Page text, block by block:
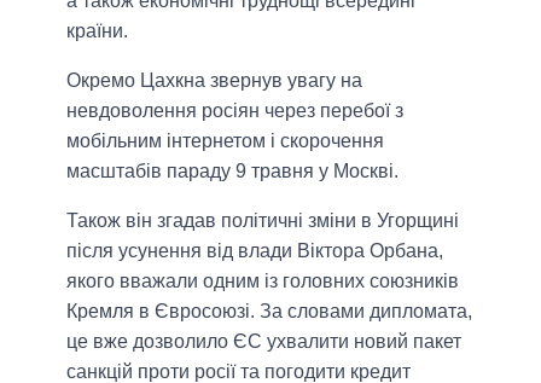
країни.
Окремо Цахкна звернув увагу на
невдоволення росіян через перебої з
мобільним інтернетом і скорочення
масштабів параду 9 травня у Москві.
Також він згадав політичні зміни в Угорщині
після усунення від влади Віктора Орбана,
якого вважали одним із головних союзників
Кремля в Євросоюзі. За словами дипломата,
це вже дозволило ЄС ухвалити новий пакет
санкцій проти росії та погодити кредит